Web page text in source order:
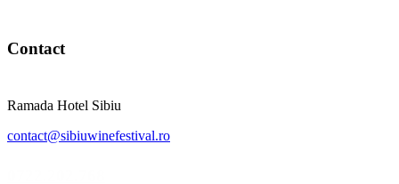
Contact
Ramada Hotel Sibiu
contact@sibiuwinefestival.ro